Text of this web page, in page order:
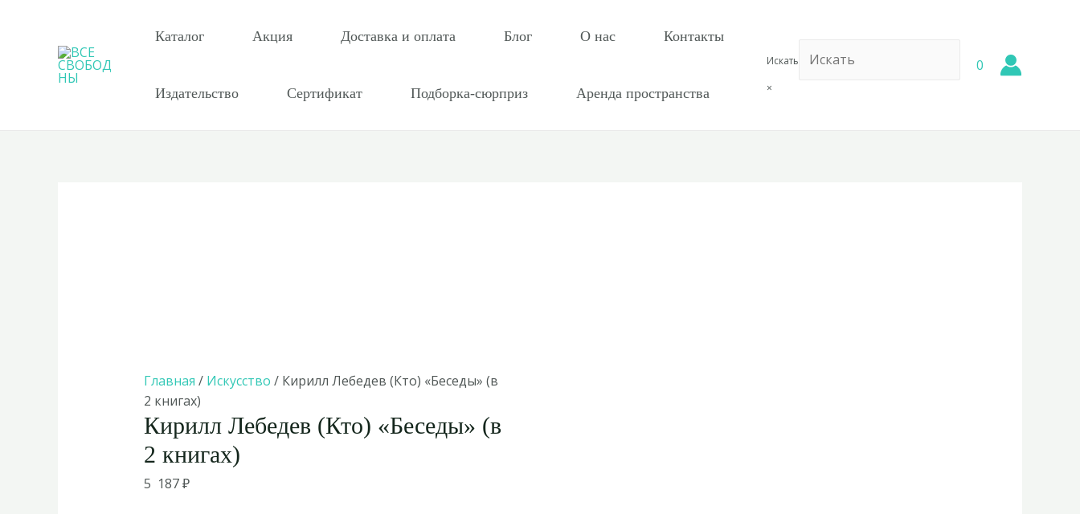
содержимому
Каталог Акция Доставка и оплата Блог О нас Контакты
Издательство Сертификат Подборка-сюрприз Аренда пространства
Искать
×
0
Главная / Искусство / Кирилл Лебедев (Кто) «Беседы» (в
2 книгах)
Кирилл Лебедев (Кто) «Беседы» (в
2 книгах)
5 187₽